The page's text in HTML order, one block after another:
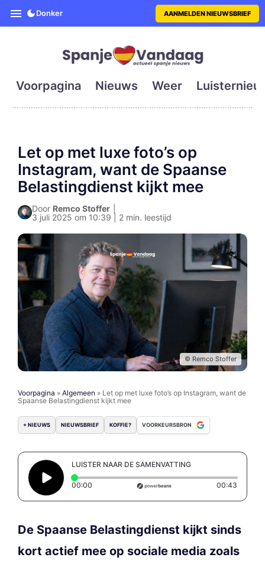
SpanjeVandaag is de eerste
Donker AANMELDEN NIEUWSBRIEF
Voorpagina Nieuws Weer
Let op met luxe foto’s op
Instagram, want de Spaanse
Belastingdienst kijkt mee
Door Remco Stoffer
3 juli 2025 om 10:39 | 2 min. leestijd
© Remco Stoffer
Voorpagina » Algemeen » Let op met luxe foto’s op Instagram, want de
Spaanse Belastingdienst kijkt mee
+ NIEUWS NIEUWSBRIEF KOFFIE? VOORKEURSBRON
LUISTER NAAR DE SAMENVATTING
00:00 Elapsed time: 0 seconds 00:43
De Spaanse Belastingdienst kijkt sinds
kort actief mee op sociale media zoals